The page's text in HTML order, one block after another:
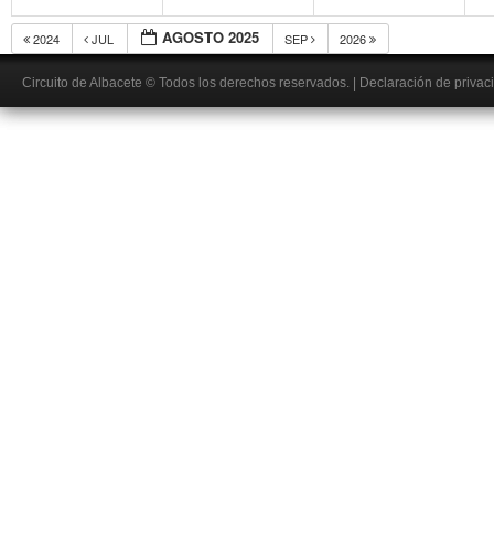
2024 JUL AGOSTO 2025 SEP 2026
Circuito de Albacete © Todos los derechos reservados. Declaración de